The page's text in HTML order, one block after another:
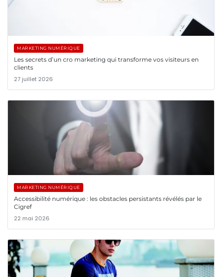
MARKETING NUMÉRIQUE
Les secrets d’un cro marketing qui transforme vos visiteurs en
clients
27 juillet 2026
MARKETING NUMÉRIQUE
Accessibilité numérique : les obstacles persistants révélés par le
Cigref
22 mai 2026